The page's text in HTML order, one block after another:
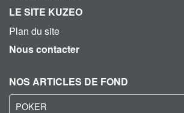
LE SITE KUZEO
Plan du site
Nous contacter
NOS ARTICLES DE FOND
POKER